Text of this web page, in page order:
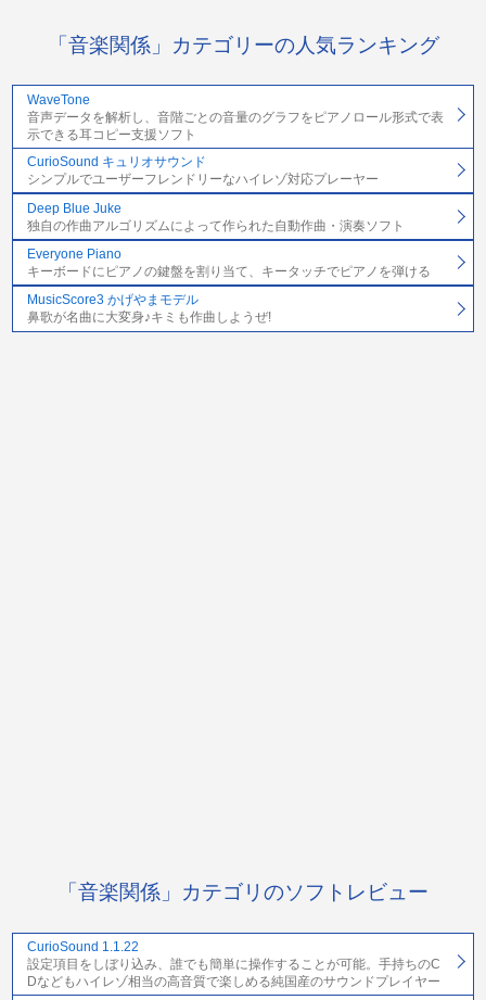
「音楽関係」カテゴリーの人気ランキング
WaveTone
音声データを解析し、音階ごとの音量のグラフをピアノロール形式で表
示できる耳コピー支援ソフト
CurioSound キュリオサウンド
シンプルでユーザーフレンドリーなハイレゾ対応プレーヤー
Deep Blue Juke
独自の作曲アルゴリズムによって作られた自動作曲・演奏ソフト
Everyone Piano
キーボードにピアノの鍵盤を割り当て、キータッチでピアノを弾ける
MusicScore3 かげやまモデル
鼻歌が名曲に大変身♪キミも作曲しようぜ!
「音楽関係」カテゴリのソフトレビュー
CurioSound 1.1.22
設定項目をしぼり込み、誰でも簡単に操作することが可能。手持ちのC
Dなどもハイレゾ相当の高音質で楽しめる純国産のサウンドプレイヤー